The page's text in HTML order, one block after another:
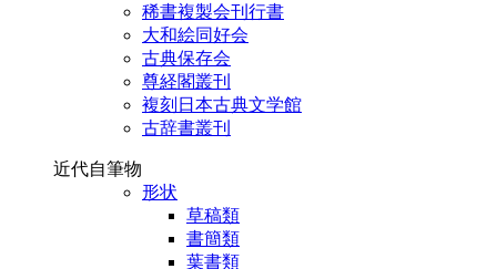
稀書複製会刊行書
大和絵同好会
古典保存会
尊経閣叢刊
複刻日本古典文学館
古辞書叢刊
近代自筆物
形状
草稿類
書簡類
葉書類